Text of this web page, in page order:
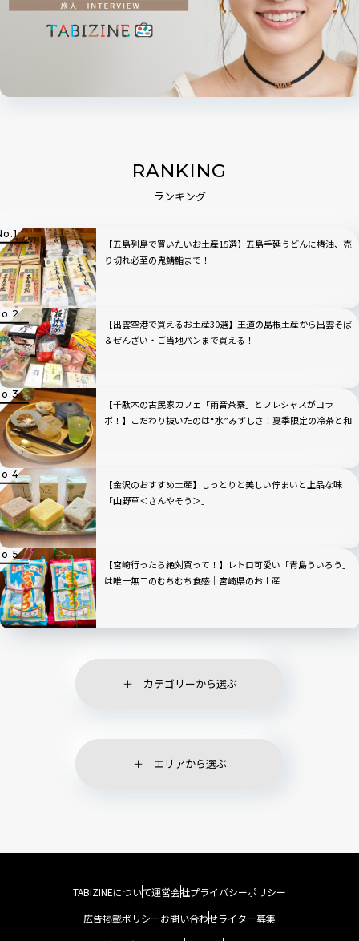
RANKING
ランキング
【五島列島で買いたいお土産15選】五島手延うどんに椿油、売
り切れ必至の鬼鯖鮨まで！
【出雲空港で買えるお土産30選】王道の島根土産から出雲そば
＆ぜんざい・ご当地パンまで買える！
【千駄木の古民家カフェ「雨音茶寮」とフレシャスがコラ
ボ！】こだわり抜いたのは“水”みずしさ！夏季限定の冷茶と和
【金沢のおすすめ土産】しっとりと美しい佇まいと上品な味
「山野草＜さんやそう＞」
【宮崎行ったら絶対買って！】レトロ可愛い「青島ういろう」
は唯一無二のむちむち食感｜宮崎県のお土産
カテゴリーから選ぶ
エリアから選ぶ
TABIZINEについて運営会社プライバシーポリシー
広告掲載ポリシーお問い合わせライター募集